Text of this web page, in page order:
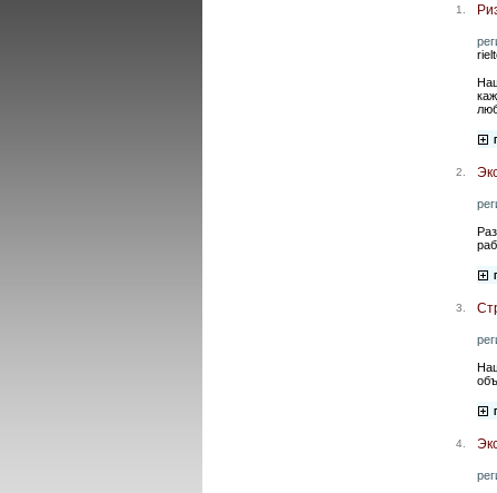
1.
2.
3.
4.